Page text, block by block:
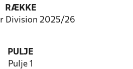
RÆKKE
Division 2025/26
PULJE
Pulje 1